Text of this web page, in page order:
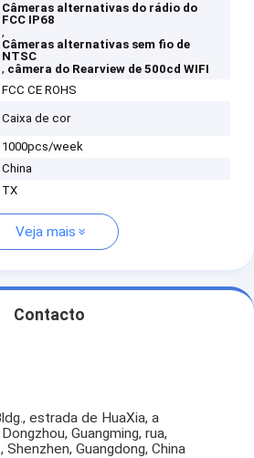
Câmeras alternativas do rádio do
FCC IP68
,
Câmeras alternativas sem fio de
NTSC
, câmera do Rearview de 500cd WIFI
FCC CE ROHS
Caixa de cor
1000pcs/week
China
TX
Veja mais
Contacto
estrada de HuaXia, a
Guangming, rua,
Shenzhen, Guangdong, China